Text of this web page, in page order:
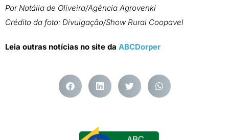
Por Natália de Oliveira/Agência Agrovenki
Crédito da foto: Divulgação/Show Rural Coopavel
Leia outras notícias no site da ABCDorper